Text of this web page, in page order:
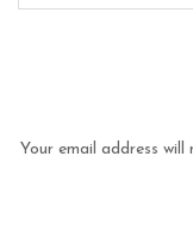
Your email address will